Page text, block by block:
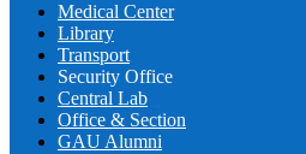
Medical Center
Library
Transport
Security Office
Central Lab
Office & Section
GAU Alumni